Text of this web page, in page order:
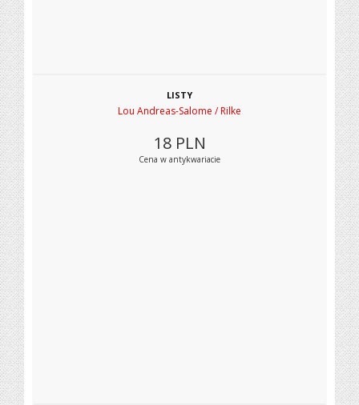
LISTY
Lou Andreas-Salome / Rilke
18 PLN
Cena w antykwariacie